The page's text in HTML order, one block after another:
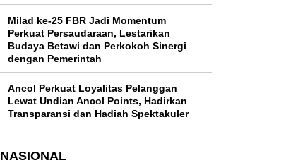
Milad ke-25 FBR Jadi Momentum
Perkuat Persaudaraan, Lestarikan
Budaya Betawi dan Perkokoh Sinergi
dengan Pemerintah
Ancol Perkuat Loyalitas Pelanggan
Lewat Undian Ancol Points, Hadirkan
Transparansi dan Hadiah Spektakuler
NASIONAL